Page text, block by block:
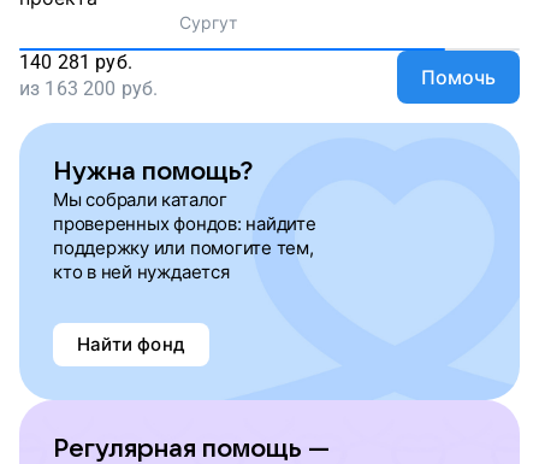
Сургут
140 281 руб.
из 163 200 руб. Помочь
Нужна помощь?
Мы собрали каталог
проверенных фондов: найдите
поддержку или помогите тем,
кто в ней нуждается
Найти фонд
Регулярная помощь —